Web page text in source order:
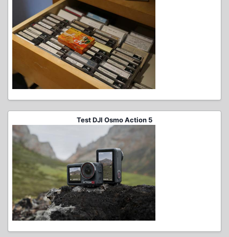
Test DJI Osmo Action 5